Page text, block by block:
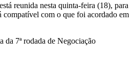
reunida nesta quinta-feira (18), para
compatível com o que foi acordado em
da 7ª rodada de Negociação